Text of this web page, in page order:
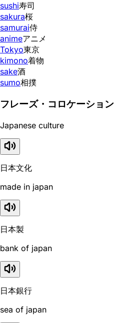
sushi寿司
sakura桜
samurai侍
animeアニメ
Tokyo東京
kimono着物
sake酒
sumo相撲
フレーズ・コロケーション
Japanese culture
日本文化
made in japan
日本製
bank of japan
日本銀行
sea of japan